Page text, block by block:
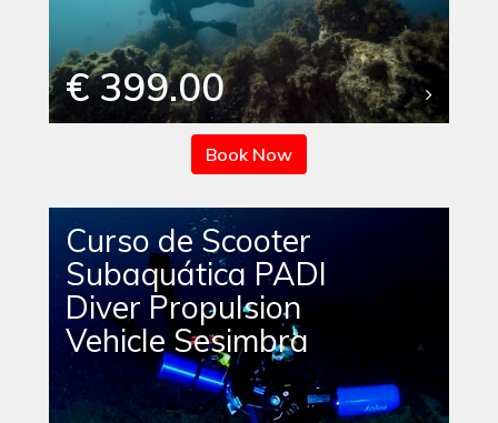
€ 399.00
Book Now
Curso de Scooter
Subaquática PADI
Diver Propulsion
Vehicle Sesimbra